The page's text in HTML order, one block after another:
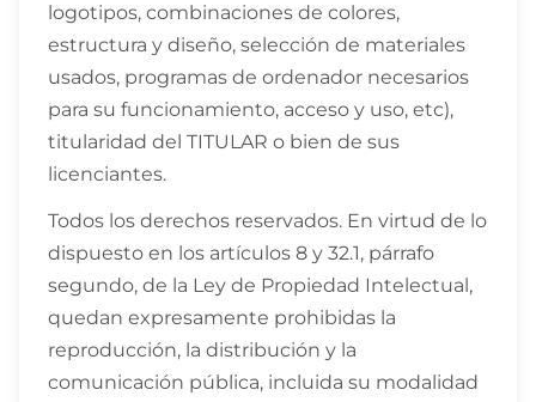
logotipos, combinaciones de colores,
estructura y diseño, selección de materiales
usados, programas de ordenador necesarios
para su funcionamiento, acceso y uso, etc),
titularidad del TITULAR o bien de sus
licenciantes.
Todos los derechos reservados. En virtud de lo
dispuesto en los artículos 8 y 32.1, párrafo
segundo, de la Ley de Propiedad Intelectual,
quedan expresamente prohibidas la
reproducción, la distribución y la
comunicación pública, incluida su modalidad